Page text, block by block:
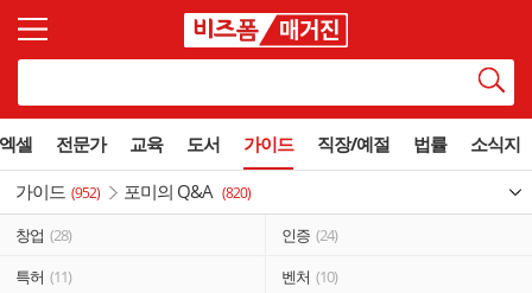
엑셀 전문가 교육 도서 가이드 직장/예절 법률 소식지
가이드 (952) 포미의 Q&A (820)
창업 (28) 인증 (24)
특허 (11) 벤처 (10)